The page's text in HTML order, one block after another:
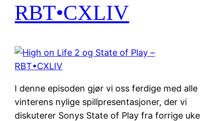
RBT•CXLIV
I denne episoden gjør vi oss ferdige med alle
vinterens nylige spillpresentasjoner, der vi
diskuterer Sonys State of Play fra forrige uke